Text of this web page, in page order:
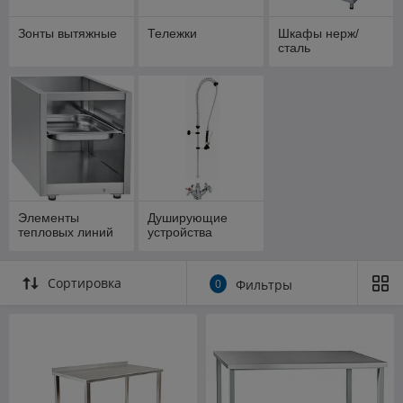
✅Рукомойники — обязательное оборудование для
соблюдения санитарных норм и гигиены. Компактные и
функциональные, с разными вариантами установки и
смесителями ✋🚰
Полки настенные
— удобные и прочные конструкции из
нержавеющей стали для компактного и гигиеничного
хранения кухонного инвентаря, посуды и продуктов,
помогают эффективно организовать рабочее пространство
📚🍽️
различное кухонное оборудование: СВЧ-печи,
гастроёмкости, гриль-машины и другое. Обеспечивают
✅Зонты вытяжные
— вытяжные и приточно-вытяжные
— многофункциональные транспортировочные и
сервировочные модели для быстрого перемещения посуды,
продуктов и инвентаря между зонами кухни и залом 🛒👨‍🍳
Зонты вытяжные Тележки
Шкафы нерж/
сталь
Элементы
тепловых линий
Душирующие
устройства
Сортировка 0 Фильтры